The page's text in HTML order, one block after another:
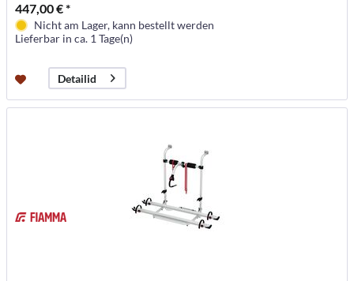
447,00 € *
Nicht am Lager, kann bestellt werden
Lieferbar in ca. 1 Tage(n)
Detailid